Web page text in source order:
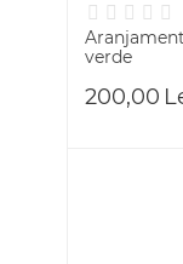
verde
200,00